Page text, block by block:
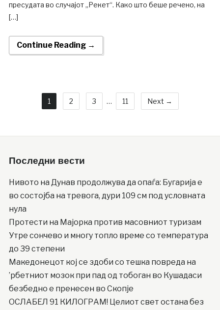
пресудата во случајот „Рекет“. Како што беше речено, на
[…]
Continue Reading →
1 2 3 … 11 Next →
Последни вести
Нивото на Дунав продолжува да опаѓа: Бугарија е
во состојба на тревога, дури 109 см под условната
нула
Протести на Мајорка против масовниот туризам
Утре сончево и многу топло време со температура
до 39 степени
Македонецот кој се здоби со тешка повреда на
’рбетниот мозок при пад од тобоган во Кушадаси
безбедно е пренесен во Скопје
ОСЛАБЕЛ 91 КИЛОГРАМ! Целиот свет остана без